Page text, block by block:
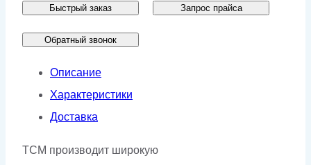
FTB16-
E2L
Быстрый заказ Запрос прайса
Обратный звонок
Описание
Характеристики
Доставка
ТСМ производит широкую